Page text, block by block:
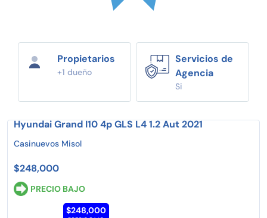
Propietarios
+1 dueño
Servicios de
Agencia
Si
Hyundai Grand I10 4p GLS L4 1.2 Aut 2021
Casinuevos Misol
$248,000
PRECIO BAJO
$248,000